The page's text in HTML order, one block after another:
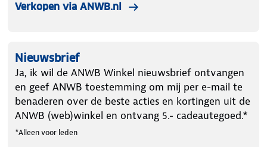
Verkopen via ANWB.nl
Nieuwsbrief
Ja, ik wil de ANWB Winkel nieuwsbrief ontvangen
en geef ANWB toestemming om mij per e-mail te
benaderen over de beste acties en kortingen uit de
ANWB (web)winkel en ontvang 5.- cadeautegoed.*
*Alleen voor leden